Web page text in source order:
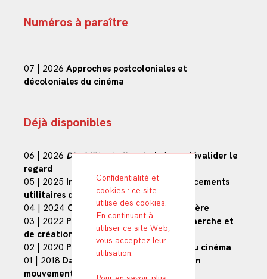
Numéros à paraître
07 | 2026 Approches postcoloniales et
décoloniales du cinéma
Déjà disponibles
06 | 2026 Disability studies et cinéma : dévalider le
regard
05 | 2025 Images opérationnelles :
agencements
utilitaires des images en mouvement
04 | 2024 Cinéma et spéculation financière
03 | 2022 Post-cinéma. Pratiques de recherche et
de création
02 | 2020 Puissances architectoniques du cinéma
01 | 2018 Danse & cinéma, la recherche en
mouvement
Confidentialité et
cookies : ce site
utilise des cookies.
En continuant à
utiliser ce site Web,
vous acceptez leur
utilisation.